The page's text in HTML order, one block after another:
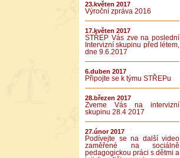
23.květen 2017
Výroční zpráva 2016
17.květen 2017
STŘEP Vás zve na poslední
Intervizní skupinu před létem,
dne 9.6.2017
6.duben 2017
Připojte se k týmu STŘEPu
28.březen 2017
Zveme Vás na intervizní
skupinu 28.4 2017
27.únor 2017
Podívejte se na další video
zaměřené na sociálně
pedagogickou práci s dětmi a